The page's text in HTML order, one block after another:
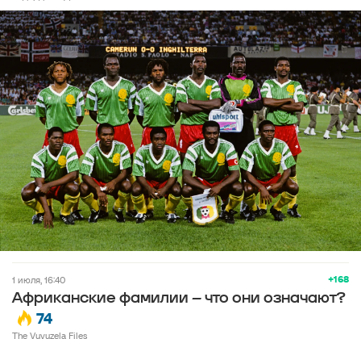
+168
1 июля, 16:40
Африканские фамилии – что они означают?
74
The Vuvuzela Files